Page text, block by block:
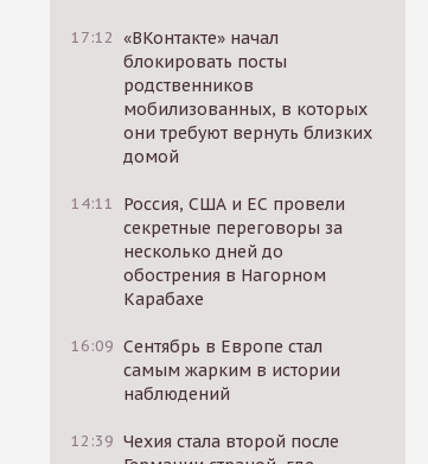
17:12 «ВКонтакте» начал
блокировать посты
родственников
мобилизованных, в которых
они требуют вернуть близких
домой
14:11
Россия, США и ЕС провели
секретные переговоры за
несколько дней до
обострения в Нагорном
Карабахе
16:09 Сентябрь в Европе стал
самым жарким в истории
наблюдений
12:39 Чехия стала второй после